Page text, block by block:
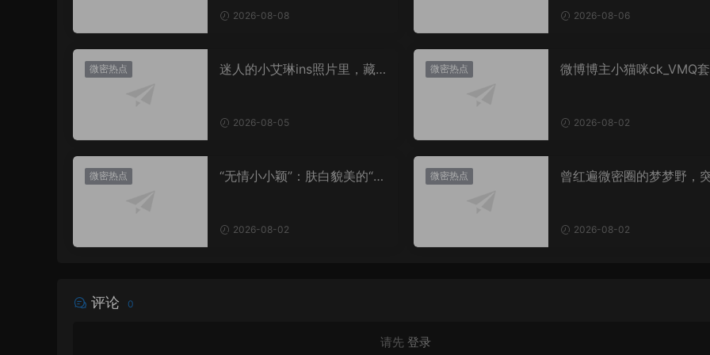
2026-08-08 2026-08-06
微密热点
迷人的小艾琳ins照片里，藏
2026-08-05
微密热点
微博博主小猫咪ck_VMQ套
2026-08-02
微密热点
“无情小小颖”：肤白貌美的“卡
2026-08-02
微密热点
曾红遍微密圈的梦梦野，
2026-08-02
评论 0
请先 登录